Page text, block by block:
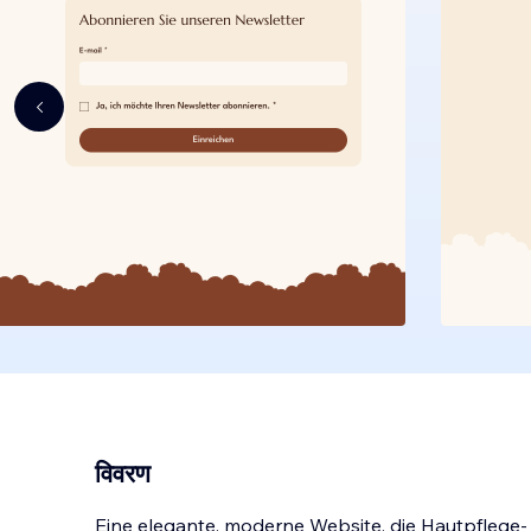
विवरण
Eine elegante, moderne Website, die